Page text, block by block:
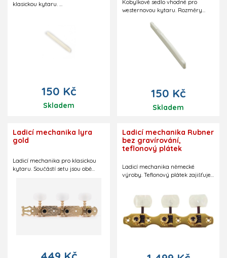
klasickou kytaru.
straně, na melodické straně 8 mm.
150 Kč
Skladem
Kobylkové sedlo vhodné pro
westernovou kytaru. Rozměry
150 Kč
Skladem
Ladicí mechanika lyra
gold
Ladicí mechanika pro klasickou
kytaru. Součástí setu jsou obě
Ladicí mechanika Rubner
bez gravírování,
teflonový plátek
Ladicí mechanika německé
výroby. Teflonový plátek zajišťuje
mechanika reaguje stále stejně, ať
už při ladění nahoru či dolů.
Průměr 10 mm. Černé šroubky.
Součástí setu jsou obě strany